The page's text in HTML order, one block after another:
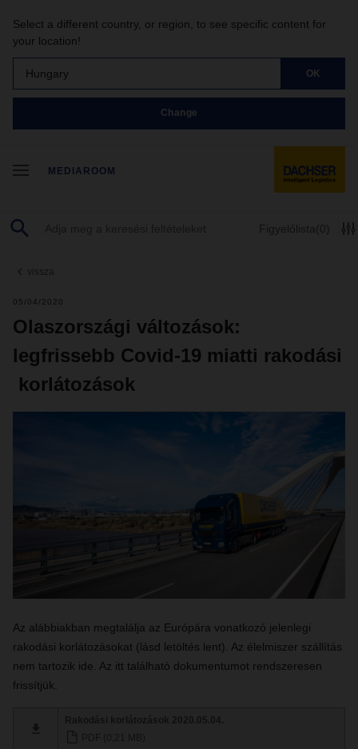
Select a different country, or region, to see specific content for
your location!
Hungary OK
Change
MEDIAROOM
Figyelőlista (0)
vissza
05/04/2020
Olaszországi változások:
legfrissebb Covid-19 miatti rakodási
korlátozások
Az alábbiakban megtalálja az Európára vonatkozó jelenlegi
rakodási korlátozásokat (lásd letöltés lent). Az élelmiszer szállítás
nem tartozik ide. Az itt található dokumentumot rendszeresen
frissítjük.